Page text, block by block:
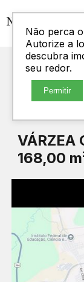
VÁRZEA
168,00
Não perca
Autorize a
descubra
seu redor.
Permitir